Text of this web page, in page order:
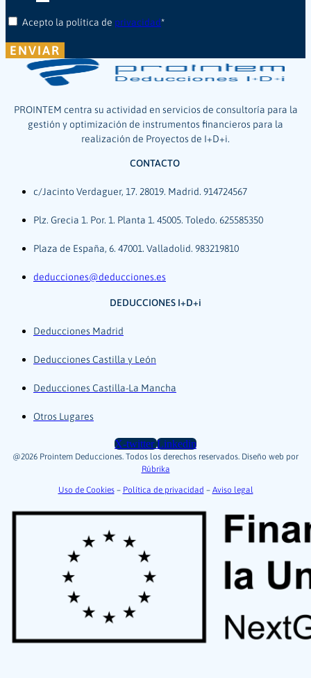
Acepto la política de privacidad*
ENVIAR
PROINTEM centra su actividad en servicios de consultoría para la
gestión y optimización de instrumentos financieros para la
realización de Proyectos de I+D+i.
CONTACTO
c/Jacinto Verdaguer, 17. 28019. Madrid. 914724567
Plz. Grecia 1. Por. 1. Planta 1. 45005. Toledo. 625585350
Plaza de España, 6. 47001. Valladolid. 983219810
deducciones@deducciones.es
DEDUCCIONES I+D+i
Deducciones Madrid
Deducciones Castilla y León
Deducciones Castilla-La Mancha
Otros Lugares
X-twitter Linkedin
@2026 Prointem Deducciones. Todos los derechos reservados. Diseño web por
Rúbrika
Uso de Cookies– Política de privacidad – Aviso legal